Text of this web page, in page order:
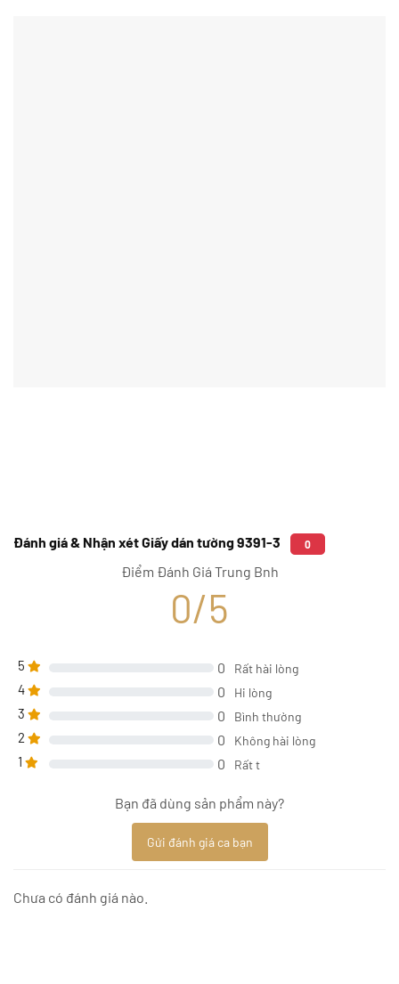
Đánh giá & Nhận xét Giấy dán tường 9391-3 0
Điểm Đánh Giá Trung Bnh
0/5
5 0 Rất hài lòng
4 0 Hi lòng
3 0 Bình thường
2 0 Không hài lòng
1 0 Rất t
Bạn đã dùng sản phẩm này?
Gửi đánh giá ca bạn
Chưa có đánh giá nào.